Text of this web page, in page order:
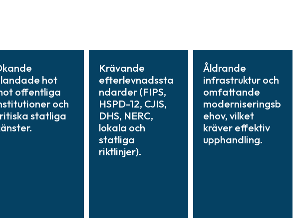
hot
offentliga
och
statliga
Krävande
efterlevnadssta
ndarder (FIPS,
HSPD-12, CJIS,
DHS, NERC,
lokala och
statliga
riktlinjer).
Åldrande
infrastruktur och
omfattande
moderniseringsb
ehov, vilket
kräver effektiv
upphandling.